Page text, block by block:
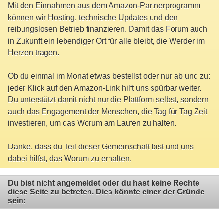
Mit den Einnahmen aus dem Amazon-Partnerprogramm
können wir Hosting, technische Updates und den
reibungslosen Betrieb finanzieren. Damit das Forum auch
in Zukunft ein lebendiger Ort für alle bleibt, die Werder im
Herzen tragen.
Ob du einmal im Monat etwas bestellst oder nur ab und zu:
jeder Klick auf den Amazon-Link hilft uns spürbar weiter.
Du unterstützt damit nicht nur die Plattform selbst, sondern
auch das Engagement der Menschen, die Tag für Tag Zeit
investieren, um das Worum am Laufen zu halten.
Danke, dass du Teil dieser Gemeinschaft bist und uns
dabei hilfst, das Worum zu erhalten.
Du bist nicht angemeldet oder du hast keine Rechte
diese Seite zu betreten. Dies könnte einer der Gründe
sein: